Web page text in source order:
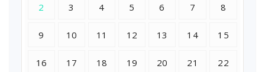
2 3 4 5 6 7 8
9 10 11 12 13 14 15
16 17 18 19 20 21 22